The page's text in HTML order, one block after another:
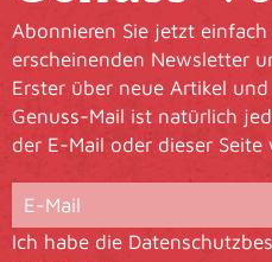
Abonnieren Sie jetzt
erscheinenden Newsletter
Erster über neue Artikel
Genuss-Mail ist natürlich
der E-Mail oder dieser Seite
Ich habe die